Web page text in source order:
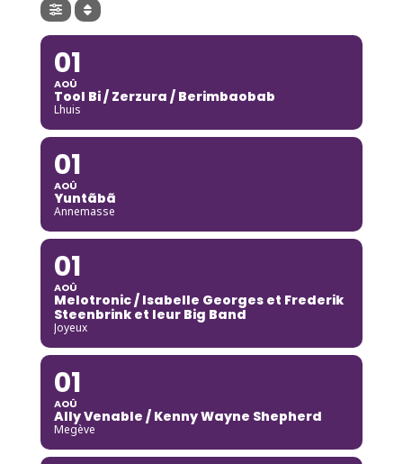
01
AOÛ
Tool Bi / Zerzura / Berimbaobab
Lhuis
01
AOÛ
Yuntãbã
Annemasse
01
AOÛ
Melotronic / Isabelle Georges et Frederik
Steenbrink et leur Big Band
Joyeux
01
AOÛ
Ally Venable / Kenny Wayne Shepherd
Megève